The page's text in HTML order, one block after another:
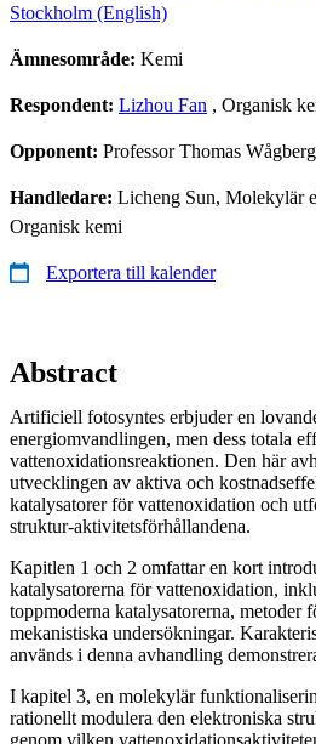
Stockholm (English)
Ämnesområde: Kemi
Respondent: Lizhou Fan , Organisk
Opponent: Professor Thomas
Handledare: Licheng Sun, Molekylär
Organisk kemi
Exportera till kalender
Abstract
Artificiell fotosyntes erbjuder en
energiomvandlingen, men dess totala
vattenoxidationsreaktionen. Den här
utvecklingen av aktiva och
katalysatorer för vattenoxidation och
struktur-aktivitetsförhållandena.
Kapitlen 1 och 2 omfattar en kort
katalysatorerna för vattenoxidation,
toppmoderna katalysatorerna, metoder
mekanistiska undersökningar.
används i denna avhandling
I kapitel 3, en molekylär
rationellt modulera den elektroniska
genom vilken